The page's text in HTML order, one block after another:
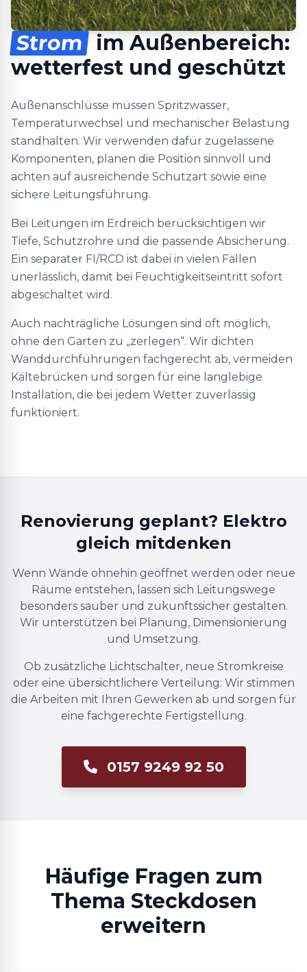
Strom
im Außenbereich:
wetterfest und geschützt
Außenanschlüsse müssen Spritzwasser,
Temperaturwechsel und mechanischer Belastung
standhalten. Wir verwenden dafür zugelassene
Komponenten, planen die Position sinnvoll und
achten auf ausreichende Schutzart sowie eine
sichere Leitungsführung.
Bei Leitungen im Erdreich berücksichtigen wir
Tiefe, Schutzrohre und die passende Absicherung.
Ein separater FI/RCD ist dabei in vielen Fällen
unerlässlich, damit bei Feuchtigkeitseintritt sofort
abgeschaltet wird.
Auch nachträgliche Lösungen sind oft möglich,
ohne den Garten zu „zerlegen“. Wir dichten
Wanddurchführungen fachgerecht ab, vermeiden
Kältebrücken und sorgen für eine langlebige
Installation, die bei jedem Wetter zuverlässig
funktioniert.
Renovierung geplant? Elektro
gleich mitdenken
Wenn Wände ohnehin geöffnet werden oder neue
Räume entstehen, lassen sich Leitungswege
besonders sauber und zukunftssicher gestalten.
Wir unterstützen bei Planung, Dimensionierung
und Umsetzung.
Ob zusätzliche Lichtschalter, neue Stromkreise
oder eine übersichtlichere Verteilung: Wir stimmen
die Arbeiten mit Ihren Gewerken ab und sorgen für
eine fachgerechte Fertigstellung.
0157 9249 92 50
Häufige Fragen zum
Thema Steckdosen
erweitern